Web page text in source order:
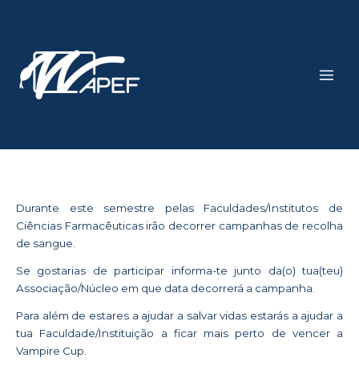
Durante este semestre pelas Faculdades/Institutos de
Ciências Farmacêuticas irão decorrer campanhas de recolha
de sangue.
Se gostarias de participar informa-te junto da(o) tua(teu)
Associação/Núcleo em que data decorrerá a campanha.
Para além de estares a ajudar a salvar vidas estarás a ajudar a
tua Faculdade/Instituição a ficar mais perto de vencer a
Vampire Cup.